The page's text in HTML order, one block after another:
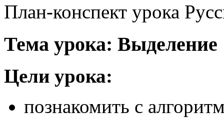
План-конспект урока
Тема урока: Выделение
Цели урока:
познакомить с